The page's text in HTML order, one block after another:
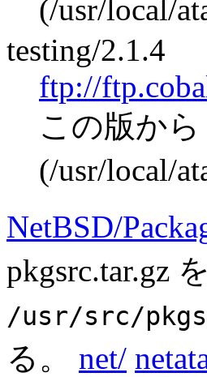
(/usr/local/
testing/2.1.4
ftp://
この版か
(/usr/local/
NetBSD/
pkgsrc.tar.gz
/usr/src/
る。 net/